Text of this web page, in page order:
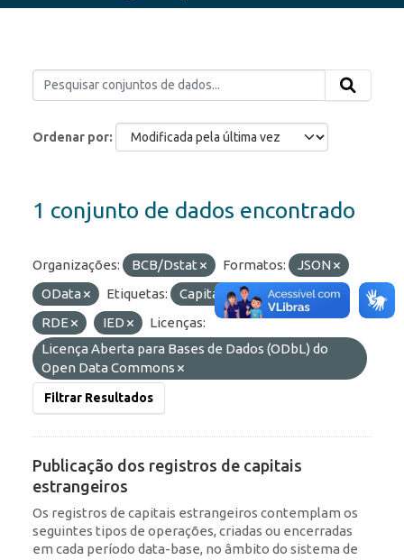
Ordenar por
1 conjunto de dados encontrado
Organizações: BCB/Dstat Formatos:
JSON
OData
Etiquetas:
Capitais Estrangeiros
RDE
IED
Licenças:
Licença Aberta para Bases de Dados (ODbL) do
Open Data Commons
Filtrar Resultados
Publicação dos registros de capitais
estrangeiros
Os registros de capitais estrangeiros contemplam os
seguintes tipos de operações, criadas ou encerradas
em cada período data-base, no âmbito do sistema de